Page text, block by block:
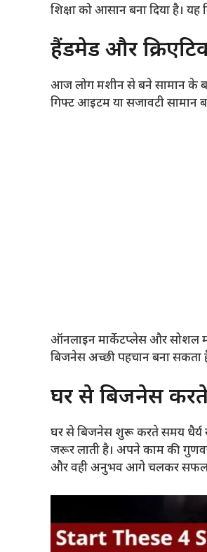
शिक्षा को आसान बना दिया है।
हैंडमेड और
आज लोग मशीन से बने सामान के
गिफ्ट आइटम या सजावटी सामान
ऑनलाइन मार्केटप्लेस और सोशल
बिजनेस अच्छी पहचान बना सकता
घर से बिजनेस
घर से बिजनेस शुरू करते समय धैर्य
जरूर लाती है। अपने काम की
और वही अनुभव आगे चलकर